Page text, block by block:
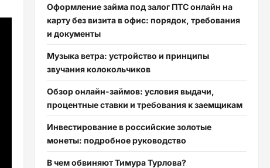
Оформление займа под залог ПТС онлайн на
карту без визита в офис: порядок, требования
и документы
Музыка ветра: устройство и принципы
звучания колокольчиков
Обзор онлайн-займов: условия выдачи,
процентные ставки и требования к заемщикам
Инвестирование в российские золотые
монеты: подробное руководство
В чем обвиняют Тимура Турлова?